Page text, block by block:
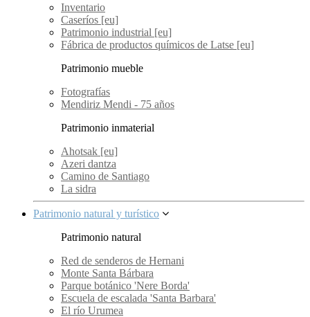
Inventario
Caseríos [eu]
Patrimonio industrial [eu]
Fábrica de productos químicos de Latse [eu]
Patrimonio mueble
Fotografías
Mendiriz Mendi - 75 años
Patrimonio inmaterial
Ahotsak [eu]
Azeri dantza
Camino de Santiago
La sidra
Patrimonio natural y turístico
Patrimonio natural
Red de senderos de Hernani
Monte Santa Bárbara
Parque botánico 'Nere Borda'
Escuela de escalada 'Santa Barbara'
El río Urumea